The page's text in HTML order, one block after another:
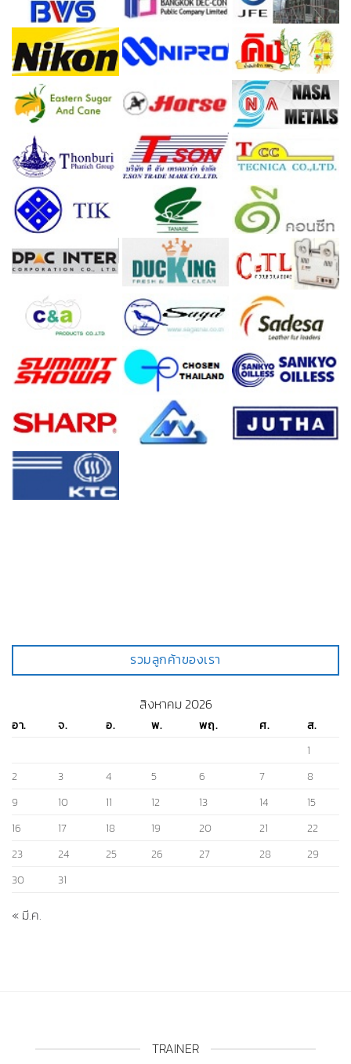
รวมลูกค้าของเรา
สิงหาคม 2026
อา. จ. อ. พ. พฤ. ศ.
ส.
1
2
3 4 5 6 7
8
9
10 11 12 13 14
15
16
17 18 19 20 21
22
23
24 25 26 27 28
29
30
31
« มี.ค.
TRAINER